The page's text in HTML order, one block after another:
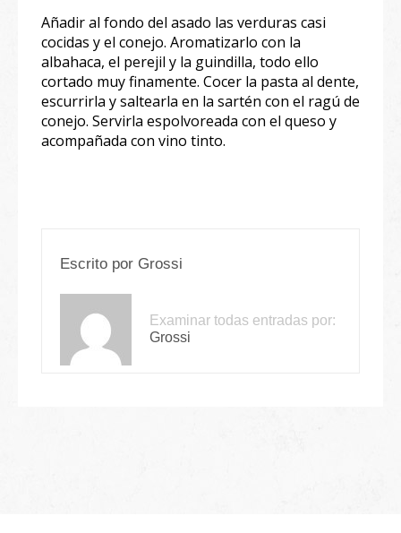
Añadir al fondo del asado las verduras casi
cocidas y el conejo. Aromatizarlo con la
albahaca, el perejil y la guindilla, todo ello
cortado muy finamente. Cocer la pasta al dente,
escurrirla y saltearla en la sartén con el ragú de
conejo. Servirla espolvoreada con el queso y
acompañada con vino tinto.
Escrito por Grossi
Examinar todas entradas por:
Grossi